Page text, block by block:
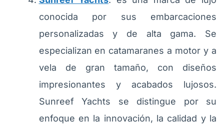
conocida por sus embarcaciones
personalizadas y de alta gama. Se
especializan en catamaranes a motor y a
vela de gran tamaño, con diseños
impresionantes y acabados lujosos.
Sunreef Yachts se distingue por su
enfoque en la innovación, la calidad y la